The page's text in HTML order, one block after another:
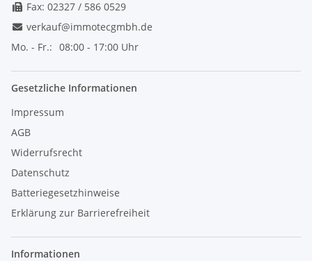
Fax: 02327 / 586 0529
verkauf@immotecgmbh.de
Mo. - Fr.: 08:00 - 17:00 Uhr
Gesetzliche Informationen
Impressum
AGB
Widerrufsrecht
Datenschutz
Batteriegesetzhinweise
Erklärung zur Barrierefreiheit
Informationen